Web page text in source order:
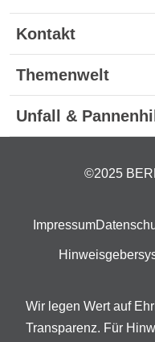
Kontakt
Themenwelt
Unfall &
©2025
Impressum
Wir legen Wert auf
Transparenz. Für